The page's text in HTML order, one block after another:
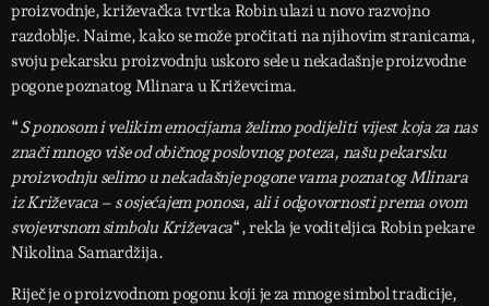
proizvodnje, križevačka tvrtka Robin ulazi u novo razvojno
razdoblje. Naime, kako se može pročitati na njihovim stranicama,
svoju pekarsku proizvodnju uskoro sele u nekadašnje proizvodne
pogone poznatog Mlinara u Križevcima.
“S ponosom i velikim emocijama želimo podijeliti vijest koja za nas
znači mnogo više od običnog poslovnog poteza, našu pekarsku
proizvodnju selimo u nekadašnje pogone vama poznatog Mlinara
iz Križevaca – s osjećajem ponosa, ali i odgovornosti prema ovom
svojevrsnom simbolu Križevaca“, rekla je voditeljica Robin pekare
Nikolina Samardžija.
Riječ je o proizvodnom pogonu koji je za mnoge simbol tradicije,